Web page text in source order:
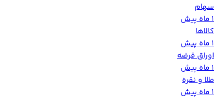
سهام
1 ماه پیش
کالاها
1 ماه پیش
اوراق قرضه
1 ماه پیش
طلا و نقره
1 ماه پیش